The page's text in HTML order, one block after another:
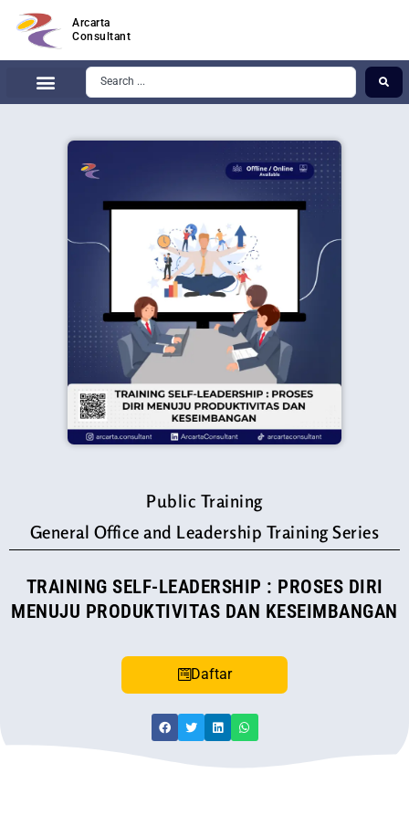
Arcarta
Consultant
Public Training
General Office and Leadership Training Series
TRAINING SELF-LEADERSHIP : PROSES DIRI
MENUJU PRODUKTIVITAS DAN KESEIMBANGAN
Daftar